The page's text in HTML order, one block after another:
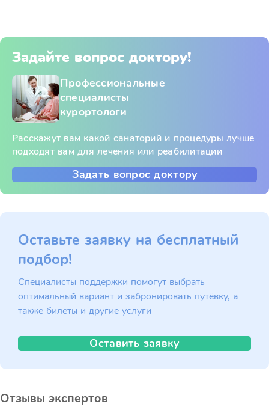
Задайте вопрос доктору!
Профессиональные
специалисты
курортологи
Расскажут вам какой санаторий и процедуры лучше
подходят вам для лечения или реабилитации
Задать вопрос доктору
Оставьте заявку на бесплатный
подбор!
Специалисты поддержки помогут выбрать
оптимальный вариант и забронировать путёвку, а
также билеты и другие услуги
Оставить заявку
Отзывы экспертов